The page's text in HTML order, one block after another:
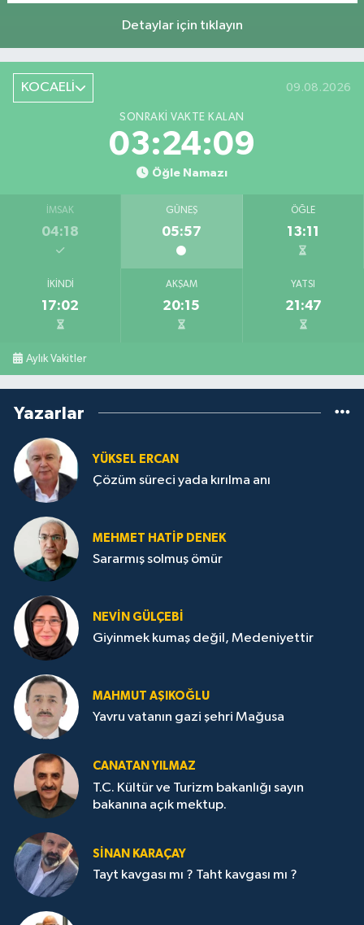
Detaylar için tıklayın
KOCAELİ 09.08.2026
SONRAKI VAKTE KALAN
03:24:08
Öğle Namazı
İMSAK
04:18
GÜNEŞ
05:57
ÖĞLE
13:11
İKINDI
17:02
AKŞAM
20:15
YATSI
21:47
Aylık Vakitler
Yazarlar
YÜKSEL ERCAN
Çözüm süreci yada kırılma anı
MEHMET HATİP DENEK
Sararmış solmuş ömür
NEVİN GÜLÇEBİ
Giyinmek kumaş değil, Medeniyettir
MAHMUT AŞIKOĞLU
Yavru vatanın gazi şehri Mağusa
CANATAN YILMAZ
T.C. Kültür ve Turizm bakanlığı sayın
bakanına açık mektup.
SİNAN KARAÇAY
Tayt kavgası mı ? Taht kavgası mı ?